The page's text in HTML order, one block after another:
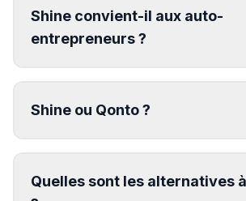
Shine convient-il aux auto-
entrepreneurs ?
Shine ou Qonto ?
Quelles sont les alternatives